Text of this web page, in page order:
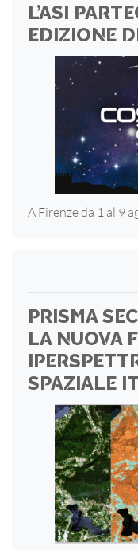
L’ASI
EDIZIONE
A Firenze da 1 al 9
PRISMA
LA NUOVA
SPAZIALE